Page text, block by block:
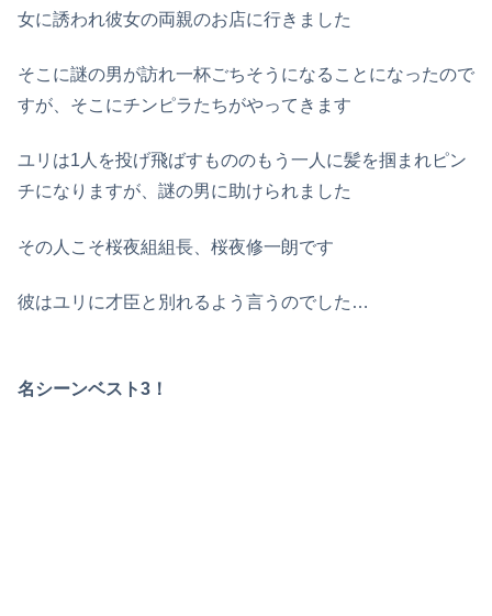
女に誘われ彼女の両親のお店に行きました
そこに謎の男が訪れ一杯ごちそうになることになったので
すが、そこにチンピラたちがやってきます
ユリは1人を投げ飛ばすもののもう一人に髪を掴まれピン
チになりますが、謎の男に助けられました
その人こそ桜夜組組長、桜夜修一朗です
彼はユリに才臣と別れるよう言うのでした…
名シーンベスト3！